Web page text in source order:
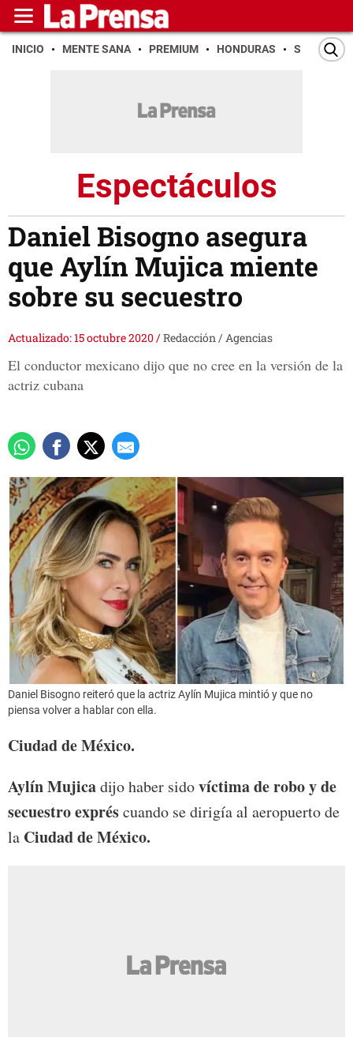
INICIO MENTE SANA PREMIUM HONDURAS SAN PEDRO
Espectáculos
Daniel Bisogno asegura
que Aylín Mujica miente
sobre su secuestro
Actualizado: 15 octubre 2020/Redacción / Agencias
El conductor mexicano dijo que no cree en la versión de la
actriz cubana
Daniel Bisogno reiteró que la actriz Aylín Mujica mintió y que no
piensa volver a hablar con ella.
Ciudad de México.
Aylín Mujicadijo haber sidovíctima de robo y de
secuestro expréscuando se dirigía al aeropuerto de
la Ciudad de México.